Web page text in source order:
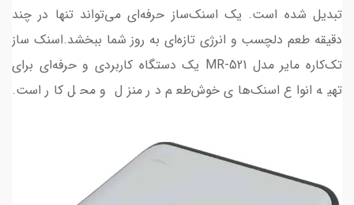
تبدیل شده است. یک اسنک‌ساز حرفه‌ای می‌تواند تنها در چند
دقیقه طعم دلچسب و انرژی تازه‌ای به روز شما ببخشد.اسنک ساز
تک‌کاره مایر مدل MR-521 یک دستگاه کاربردی و حرفه‌ای برای
تهیه انواع اسنک‌های خوش‌طعم در منزل و محل کار است.